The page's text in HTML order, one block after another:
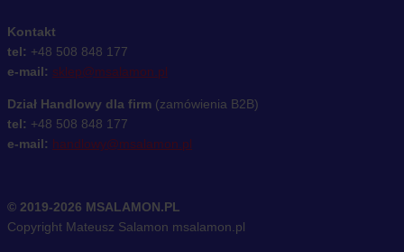
Kontakt
tel: +48 508 848 177
e-mail: sklep@msalamon.pl
Dział Handlowy dla firm (zamówienia B2B)
tel: +48 508 848 177
e-mail: handlowy@msalamon.pl
© 2019-2026 MSALAMON.PL
Copyright Mateusz Salamon msalamon.pl